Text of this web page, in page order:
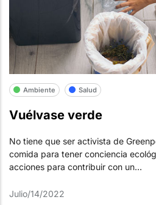
Ambiente Salud
Vuélvase verde
No tiene que ser activista de
comida para tener conciencia
acciones para contribuir con un...
Julio/14/2022